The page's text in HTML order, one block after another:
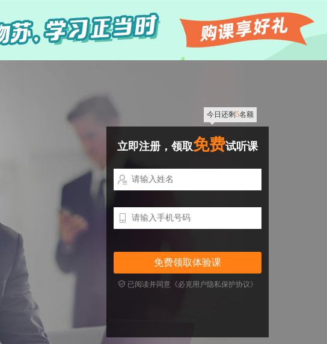
今日还剩5名额
立即注册，领取免费试听课


 已阅读并同意《必克用户隐私保护协议》